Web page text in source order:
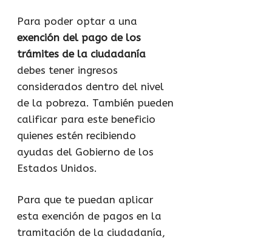
Para poder optar a una
exención del pago de los
trámites de la ciudadanía
debes tener ingresos
considerados dentro del nivel
de la pobreza. También pueden
calificar para este beneficio
quienes estén recibiendo
ayudas del Gobierno de los
Estados Unidos.
Para que te puedan aplicar
esta exención de pagos en la
tramitación de la ciudadanía,